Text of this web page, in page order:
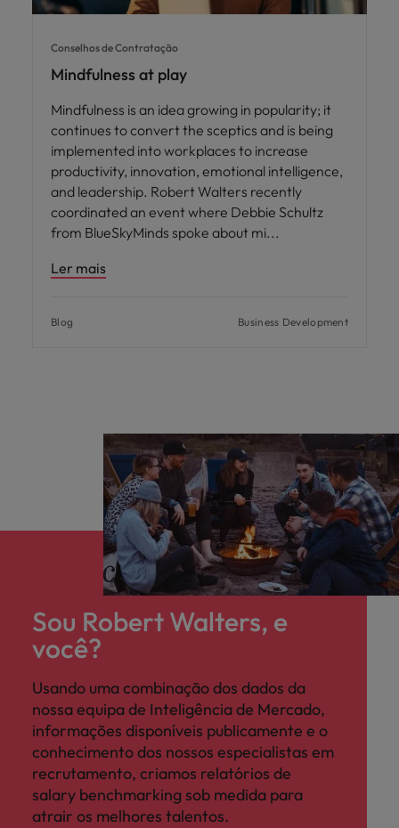
Conselhos de Contratação
Mindfulness at play
Mindfulness is an idea growing in popularity; it
continues to convert the sceptics and is being
implemented into workplaces to increase
productivity, innovation, emotional intelligence,
and leadership. Robert Walters recently
coordinated an event where Debbie Schultz
from BlueSkyMinds spoke about mi
Ler mais
Blog Business Development
Sou Robert Walters, e
você?
Usando uma combinação dos dados da
nossa equipa de Inteligência de Mercado,
informações disponíveis publicamente e o
conhecimento dos nossos especialistas em
recrutamento, criamos relatórios de
salary benchmarking sob medida para
atrair os melhores talentos.